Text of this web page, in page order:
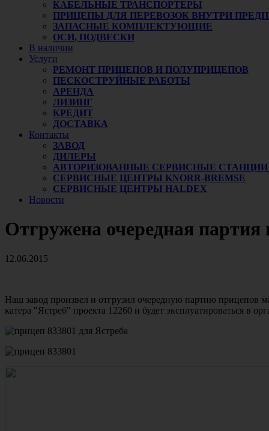
КАБЕЛЬНЫЕ ТРАНСПОРТЕРЫ
ПРИЦЕПЫ ДЛЯ ПЕРЕВОЗОК ВНУТРИ
ЗАПАСНЫЕ КОМПЛЕКТУЮЩИЕ
ОСИ, ПОДВЕСКИ
В наличии
Услуги
РЕМОНТ ПРИЦЕПОВ И ПОЛУПРИЦЕПОВ
ПЕСКОСТРУЙНЫЕ РАБОТЫ
АРЕНДА
ЛИЗИНГ
КРЕДИТ
ДОСТАВКА
Контакты
ЗАВОД
ДИЛЕРЫ
АВТОРИЗОВАННЫЕ СЕРВИСНЫЕ СТАНЦИИ
СЕРВИСНЫЕ ЦЕНТРЫ KNORR-BREMSE
СЕРВИСНЫЕ ЦЕНТРЫ HALDEX
Новости
Отгружена очередная
12.06.2015
Наш завод произвел и отгрузил очередную партию прицепов
катера "Ястреб" проекта 12260 и будет эксплуатироваться в